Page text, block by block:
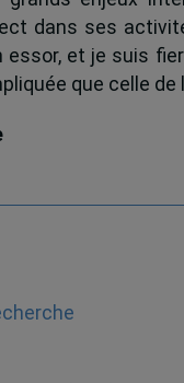
dans ses
et je suis
que celle de